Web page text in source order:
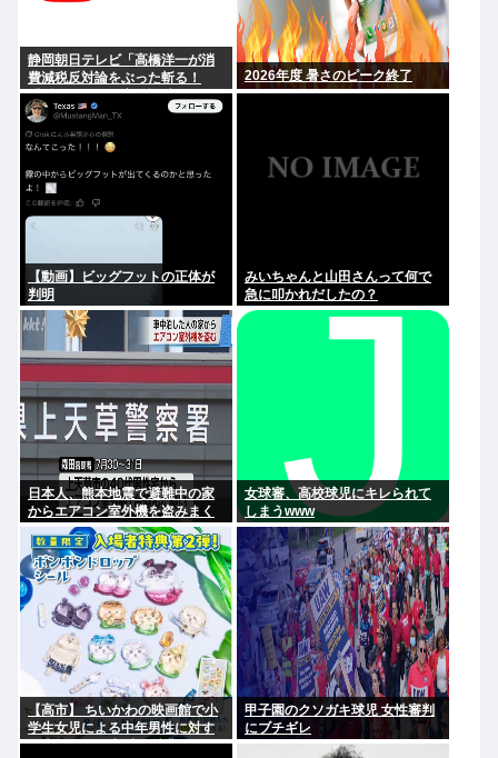
静岡朝日テレビ「高橋洋一が消
費減税反対論をぶった斬る！
『財源ない』を完全論破」
2026年度 暑さのピーク終了
【動画】ビッグフットの正体が
判明
みいちゃんと山田さんって何で
急に叩かれだしたの？
日本人、熊本地震で避難中の家
からエアコン室外機を盗みまく
る
女球審、高校球児にキレられて
しまうwww
【高市】 ちいかわの映画館で小
学生女児による中年男性に対す
る声かけが発生 映画特典をおね
甲子園のクソガキ球児 女性審判
にブチギレ